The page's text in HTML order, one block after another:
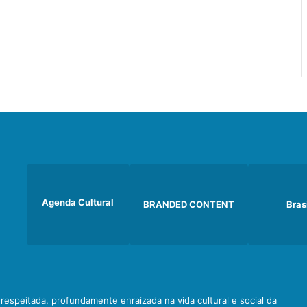
Agenda Cultural BRANDED CONTENT
profundamente enraizada na vida cultural e social da